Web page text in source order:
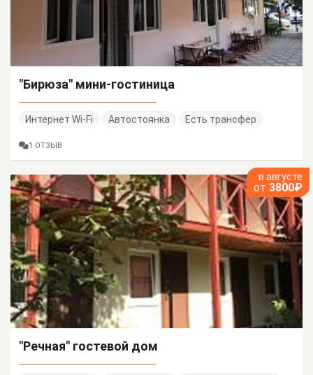
"Бирюза" мини-гостиница
Интернет Wi-Fi Автостоянка Есть трансфер
1 ОТЗЫВ
в августе
от 3800₽
"Речная" гостевой дом